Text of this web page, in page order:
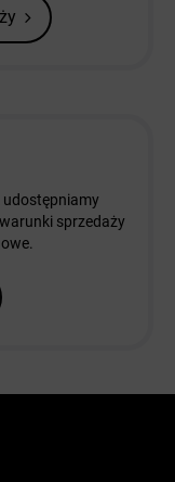
udostępniamy
sprzedaży